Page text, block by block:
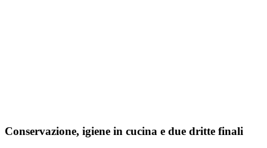
Conservazione, igiene in cucina e due dritte finali